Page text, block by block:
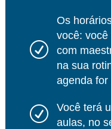
R
Os
você:
com
na sua
agenda for
R
Você terá
aulas, no